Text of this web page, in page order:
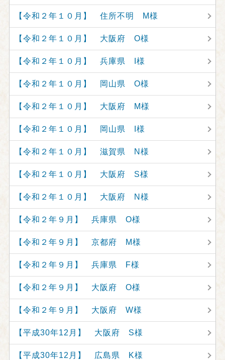
【令和２年１０月】 住所不明 M様
【令和２年１０月】 大阪府 O様
【令和２年１０月】 兵庫県 I様
【令和２年１０月】 岡山県 O様
【令和２年１０月】 大阪府 M様
【令和２年１０月】 岡山県 I様
【令和２年１０月】 滋賀県 N様
【令和２年１０月】 大阪府 S様
【令和２年１０月】 大阪府 N様
【令和２年９月】 兵庫県 O様
【令和２年９月】 京都府 M様
【令和２年９月】 兵庫県 F様
【令和２年９月】 大阪府 O様
【令和２年９月】 大阪府 W様
【平成30年12月】 大阪府 S様
【平成30年12月】 広島県 K様